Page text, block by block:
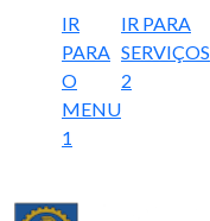
IR
PARA
O
MENU
1
IR PARA
SERVIÇOS
2